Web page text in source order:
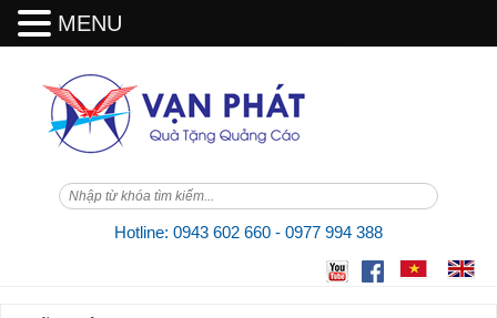
content
Hotline: 0943 602 660 - 0977 994 388
MENU